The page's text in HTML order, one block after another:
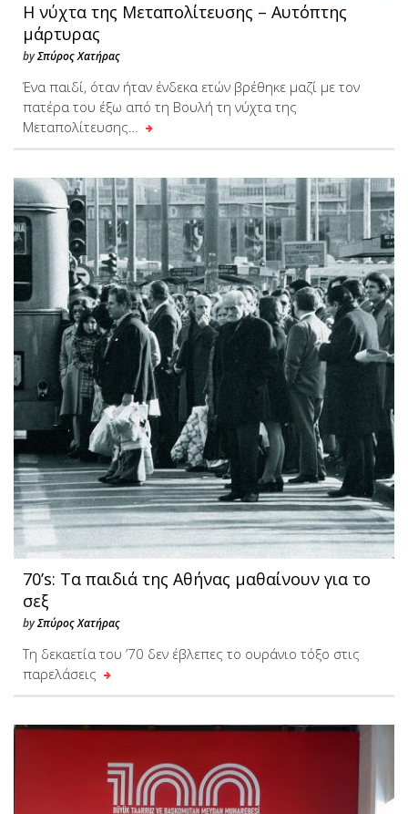
Η νύχτα της Μεταπολίτευσης – Αυτόπτης
μάρτυρας
byΣπύρος Χατήρας
Ένα παιδί, όταν ήταν ένδεκα ετών βρέθηκε μαζί με τον
πατέρα του έξω από τη Βουλή τη νύχτα της
Μεταπολίτευσης…
70’s: Τα παιδιά της Αθήνας μαθαίνουν για το
σεξ
byΣπύρος Χατήρας
Τη δεκαετία του ’70 δεν έβλεπες το ουράνιο τόξο στις
παρελάσεις